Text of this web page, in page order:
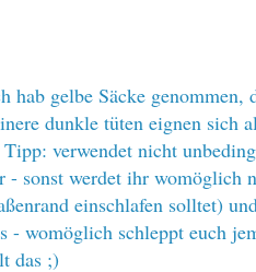
hab gelbe Säcke genommen,
dunkle tüten eignen sich
verwendet nicht
- sonst werdet ihr womöglich
einschlafen solltet)
- womöglich schleppt euch
das ;)